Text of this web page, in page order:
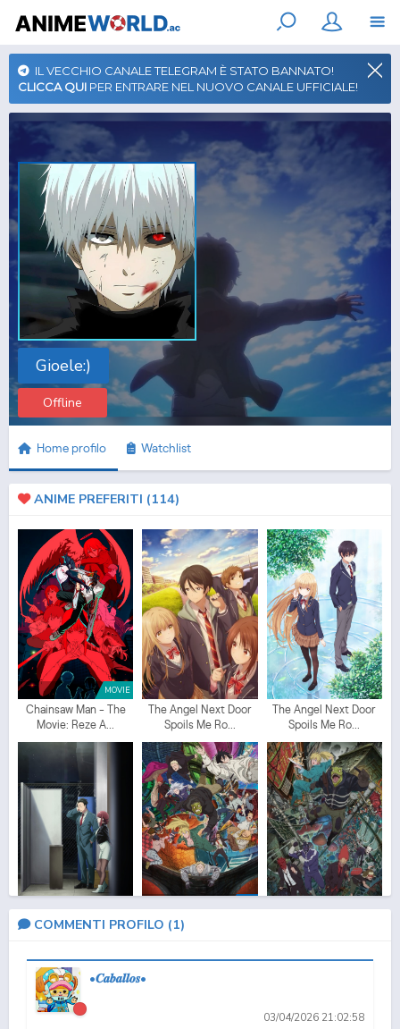
IL VECCHIO CANALE TELEGRAM È STATO BANNATO!
CLICCA QUI PER ENTRARE NEL NUOVO CANALE UFFICIALE!
Gioele:)
Offline
Home profilo Watchlist
ANIME PREFERITI (114)
MOVIE
Chainsaw Man - The
Movie: Reze A...
The Angel Next Door
Spoils Me Ro...
The Angel Next Door
Spoils Me Ro...
Smoking Behind the
Dorohedoro 2
COMMENTI PROFILO (1)
•𝑪𝒂𝒃𝒂𝒍𝒍𝒐𝒔•
03/04/2026 21:02:58